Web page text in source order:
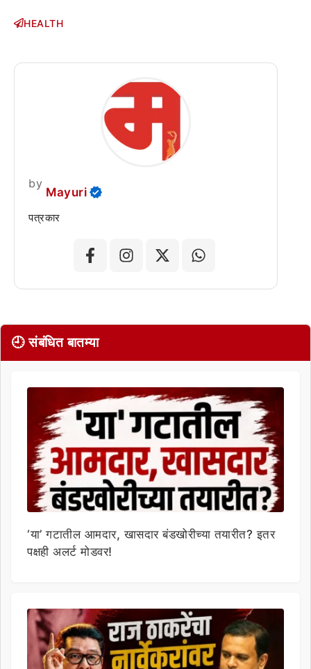
HEALTH
by
Mayuri
पत्रकार
🕘 संबंधित बातम्या
‘या’ गटातील आमदार, खासदार बंडखोरीच्या तयारीत? इतर
पक्षही अलर्ट मोडवर!